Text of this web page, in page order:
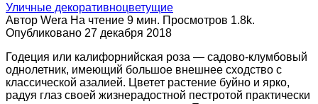
Уличные декоративноцветущие
Автор Wera На чтение 9 мин. Просмотров 1.8k.
Опубликовано 27 декабря 2018
Годеция или калифорнийская роза — садово-клумбовый
однолетник, имеющий большое внешнее сходство с
классической азалией. Цветет растение буйно и ярко,
радуя глаз своей жизнерадостной пестротой практически